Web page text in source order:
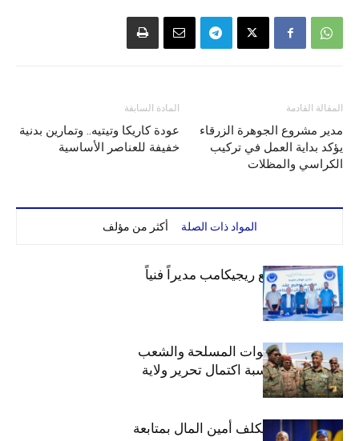
المادة السابقة
عودة كاريكا وتيتيه.. وتمارين بدنية
خفيفة للعناصر الأساسية
المقالة القادمة
مدير مشروع الجوهرة الزرقاء
يؤكد بداية العمل في تركيب
الكراسي والمظلات
المواد ذات الصلة أكثر من مؤلف
الهلال يتعاقد مع ريجيكامب مديراً فنياً
الهلال يهنئ القوات المسلحة والشعب
السوداني بمناسبة اكتمال تحرير ولاية
الخرطوم
مجلس الهلال يكلف أمين المال بمتابعة